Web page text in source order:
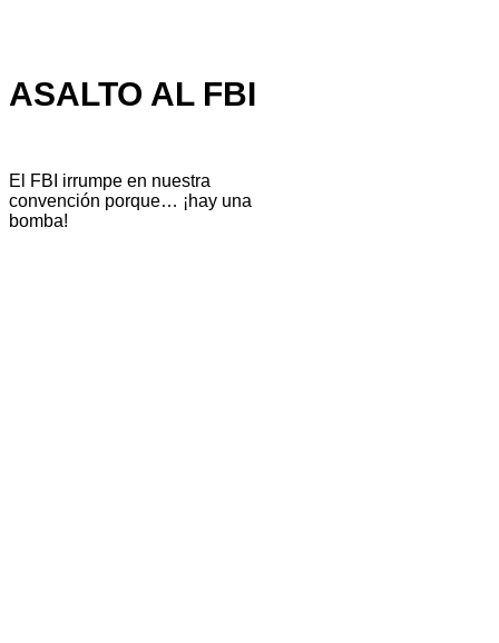
ASALTO AL FBI
El FBI irrumpe en nuestra
convención porque… ¡hay una
bomba!